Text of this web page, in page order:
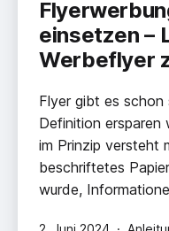
einsetzen –
Werbeflyer
Flyer gibt es schon
Definition ersparen
im Prinzip versteht
beschriftetes
wurde,
Veröffentlicht